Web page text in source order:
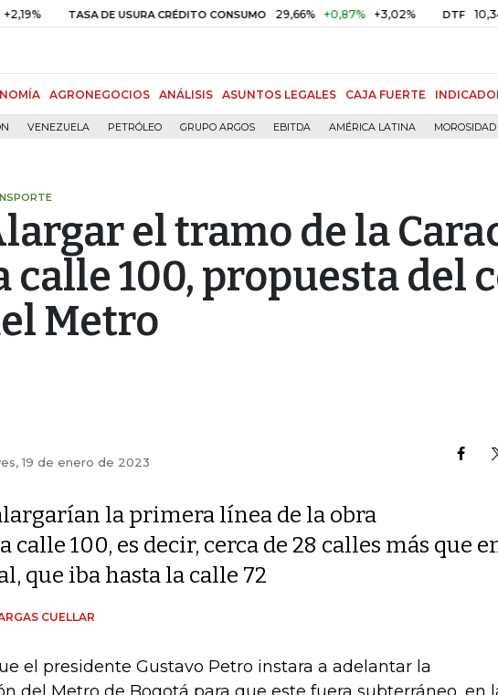
TASA DE USURA CRÉDITO CONSUMO 29,66% +0,87% +3,02% DTF 10,34%
AGRONEGOCIOS ANÁLISIS ASUNTOS LEGALES CAJA FUERTE
VENEZUELA PETRÓLEO GRUPO ARGOS EBITDA AMÉRICA LATINA MOROSIDAD
el tramo de la
calle 100, propuesta del
Metro
19 de enero de 2023
la primera línea de la obra
calle 100, es decir, cerca de 28 calles más que
que iba hasta la calle 72
CUELLAR
el presidente Gustavo Petro instara a adelantar la